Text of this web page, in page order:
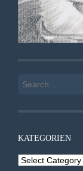
Search
KATEGORIEN
Kategorien